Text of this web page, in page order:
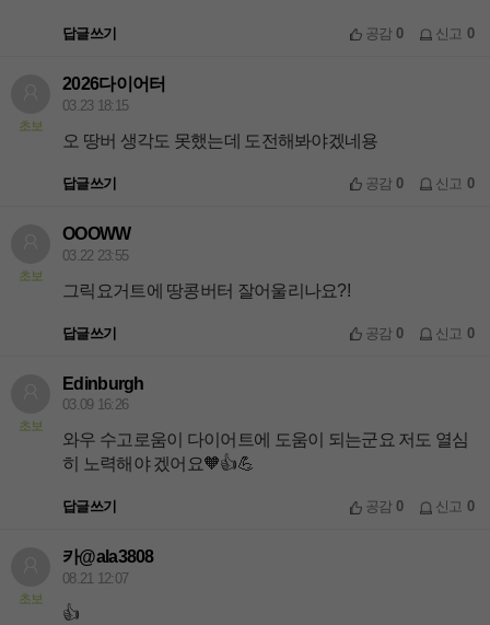
답글쓰기 공감0 신고 0
초보
2026다이어터
03.23 18:15
오 땅버 생각도 못했는데 도전해봐야겠네용
답글쓰기 공감0 신고 0
초보
OOOWW
03.22 23:55
그릭요거트에 땅콩버터 잘어울리나요?!
답글쓰기 공감0 신고 0
초보
Edinburgh
03.09 16:26
와우 수고로움이 다이어트에 도움이 되는군요 저도 열심
히 노력해야 겠어요🧡👍💪
답글쓰기 공감0 신고 0
초보
카@ala3808
08.21 12:07
👍